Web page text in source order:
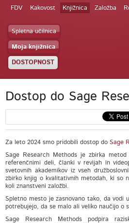
FDV Kakovost Knjižnica Založba
Spletna učilnica
Moja knjižnica
DOSTOPNOST
Dostop do Sage
Za leto 2024 smo pridobili dostop doSage
Sage Research Methods je zbirka
referenčnimi deli, članki v revijah in
svetovnih akademikov iz vseh
zbirko knjig o kvalitativnih metodah, ki so
koli znanstveni založbi.
Spletno mesto je zasnovano tako, da vodi
potrebujejo, da se malo ali veliko naučijo o
Sage Research Methods podpira